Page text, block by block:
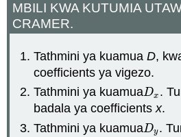
MBILI KWA KUTUMIA
CRAMER.
Tathmini ya kuamuaD,
coefficients ya vigezo.
Tathmini ya kuamuaDx
Dx.
badala ya coefficientsx.
Tathmini ya kuamuaDy
Dy.